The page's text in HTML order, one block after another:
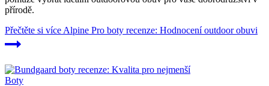
přírodě.
Přečtěte si více Alpine Pro boty recenze: Hodnocení outdoor obuvi
Boty